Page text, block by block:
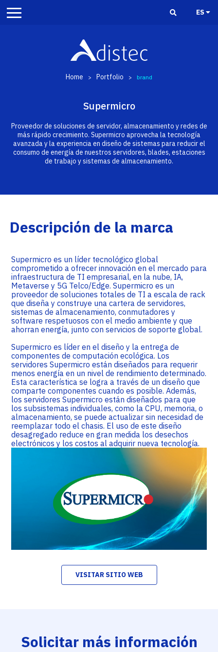
ES
Home > Portfolio > brand
Supermicro
Proveedor de soluciones de servidor, almacenamiento y redes de
más rápido crecimiento. Supermicro aprovecha la tecnología
avanzada y la experiencia en diseño de sistemas para reducir el
consumo de energía de nuestros servidores, blades, estaciones
de trabajo y sistemas de almacenamiento.
Descripción de la marca
Supermicro es un líder tecnológico global
comprometido a ofrecer innovación en el mercado para
infraestructura de TI empresarial, en la nube, IA,
Metaverse y 5G Telco/Edge. Supermicro es un
proveedor de soluciones totales de TI a escala de rack
que diseña y construye una cartera de servidores,
sistemas de almacenamiento, conmutadores y
software respetuosos con el medio ambiente y que
ahorran energía, junto con servicios de soporte global.
Supermicro es líder en el diseño y la entrega de
componentes de computación ecológica. Los
servidores Supermicro están diseñados para requerir
menos energía en un nivel de rendimiento determinado.
Esta característica se logra a través de un diseño que
comparte componentes cuando es posible. Además,
los servidores Supermicro están diseñados para que
los subsistemas individuales, como la CPU, memoria, o
almacenamiento, se puede actualizar sin necesidad de
reemplazar todo el chasis. El uso de este diseño
desagregado reduce en gran medida los desechos
electrónicos y los costos al adquirir nueva tecnología.
VISITAR SITIO WEB
Solicitar más información